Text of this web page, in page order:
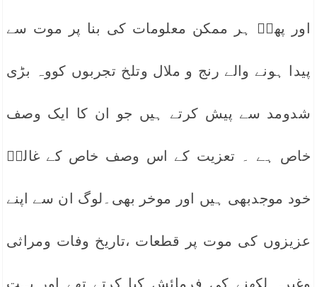
اور پھرؔ ہر ممکن معلومات کی بنا پر موت سے
پیدا ہونے والے رنج و ملال وتلخ تجربوں کووہ بڑی
شدومد سے پیش کرتے ہیں جو ان کا ایک وصف
خاص ہے ۔ تعزیت کے اس وصف خاص کے غالبؔ
خود موجدبھی ہیں اور موخر بھی۔لوگ ان سے اپنے
عزیزوں کی موت پر قطعات ،تاریخ وفات ومراثی
وغیرہ لکھنے کی فرمائش کیا کرتے تھے اور بہت